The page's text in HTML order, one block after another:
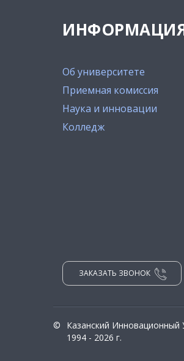
Об университете
Приемная комиссия
Наука и инновации
Колледж
ЗАКАЗАТЬ ЗВОНОК
©
Казанский
1994 - 2026 г.